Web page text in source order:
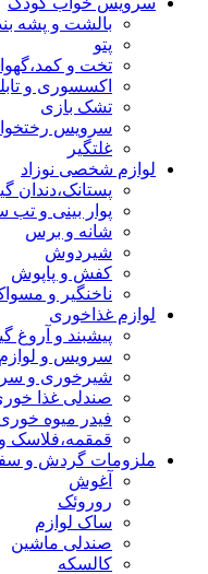
بالشت و پشه
پتو
تخت و
اکسسوری و
تشک بازی
سرویس
غلتگیر
لوازم شخصی نوزاد
پستانک،دندان
پوار بینی و تب
شانه و برس
شیردوش
کفش و پاپوش
ناخنگیر و
لوازم غذاخوری
پیشبند و آروغ
سرویس و
شیرخوری و
صندلی غذا
فیدر میوه
قمقمه،فلاسک
ملزومات گردش و
آغوش
روروئک
ساک لوازم
صندلی ماشین
کالسکه